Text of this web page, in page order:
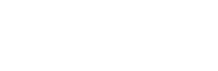
นี้
นใหม่
ยแพร่ใน